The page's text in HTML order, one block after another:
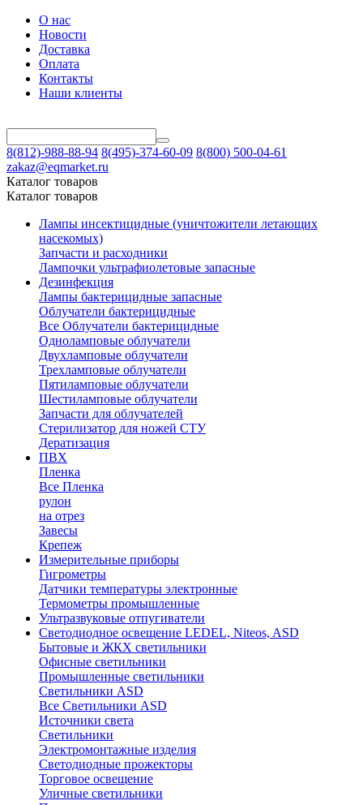
О нас
Новости
Доставка
Оплата
Контакты
Наши клиенты
8(812)-988-88-94 8(495)-374-60-09 8(800) 500-04-61
zakaz@eqmarket.ru
Каталог товаров
Каталог товаров
Лампы инсектицидные (уничтожители летающих
насекомых)
Запчасти и расходники
Лампочки ультрафиолетовые запасные
Дезинфекция
Лампы бактерицидные запасные
Облучатели бактерицидные
Все Облучатели бактерицидные
Одноламповые облучатели
Двухламповые облучатели
Трехламповые облучатели
Пятиламповые облучатели
Шестиламповые облучатели
Запчасти для облучателей
Стерилизатор для ножей СТУ
Дератизация
ПВХ
Пленка
Все Пленка
рулон
на отрез
Завесы
Крепеж
Измерительные приборы
Гигрометры
Датчики температуры электронные
Термометры промышленные
Ультразвуковые отпугиватели
Светодиодное освещение LEDEL, Niteos, ASD
Бытовые и ЖКХ светильники
Офисные светильники
Промышленные светильники
Светильники ASD
Все Светильники ASD
Источники света
Светильники
Электромонтажные изделия
Светодиодные прожекторы
Торговое освещение
Уличные светильники